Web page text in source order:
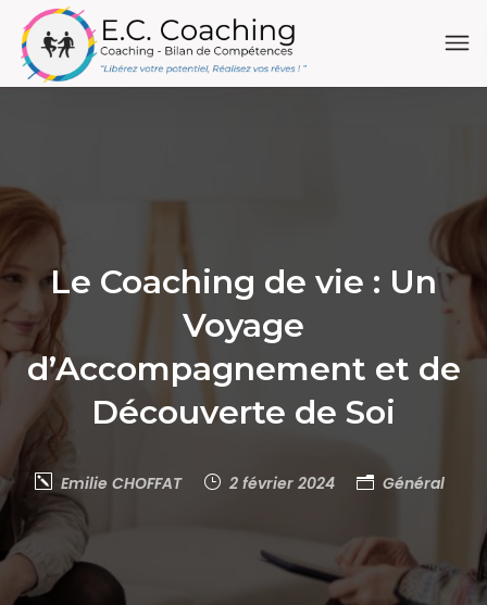
Le Coaching de vie : Un
Voyage
d’Accompagnement et de
Découverte de Soi
Emilie CHOFFAT 2 février 2024 Général